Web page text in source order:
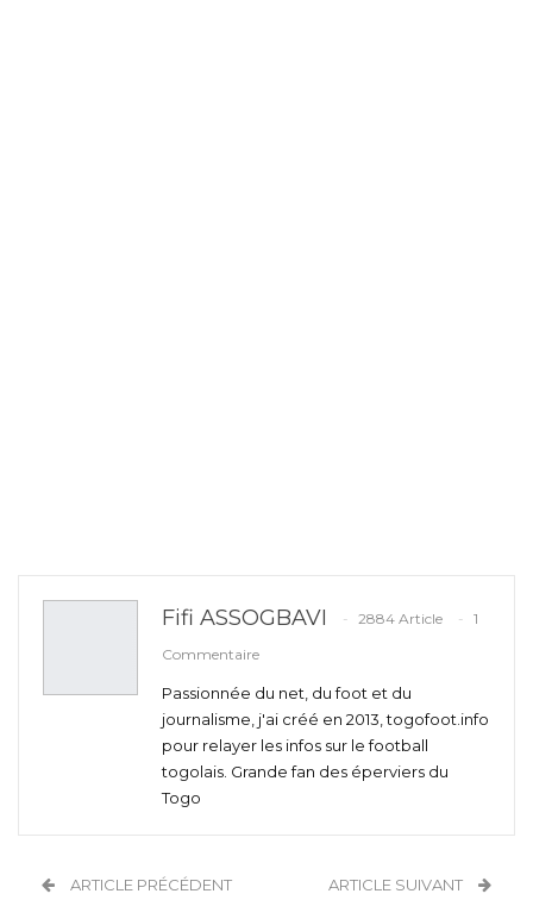
Fifi ASSOGBAVI 2884 Article
1
Commentaire
Passionnée du net, du foot et du
journalisme, j'ai créé en 2013, togofoot.info
pour relayer les infos sur le football
togolais. Grande fan des éperviers du
Togo
ARTICLE PRÉCÉDENT ARTICLE SUIVANT